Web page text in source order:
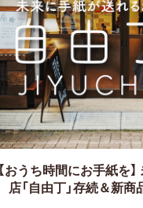
【おうち時間にお手紙を】
店「自由丁」存続＆新